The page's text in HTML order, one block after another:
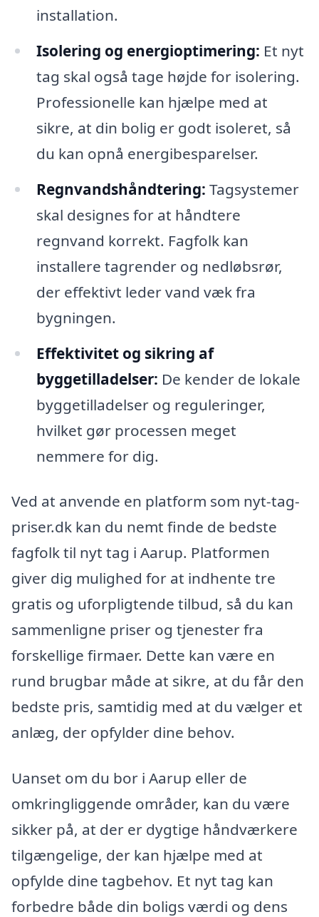
installation.
Isolering og energioptimering: Et nyt
tag skal også tage højde for isolering.
Professionelle kan hjælpe med at
sikre, at din bolig er godt isoleret, så
du kan opnå energibesparelser.
Regnvandshåndtering: Tagsystemer
skal designes for at håndtere
regnvand korrekt. Fagfolk kan
installere tagrender og nedløbsrør,
der effektivt leder vand væk fra
bygningen.
Effektivitet og sikring af
byggetilladelser: De kender de lokale
byggetilladelser og reguleringer,
hvilket gør processen meget
nemmere for dig.
Ved at anvende en platform som nyt-tag-
priser.dk kan du nemt finde de bedste
fagfolk til nyt tag i Aarup. Platformen
giver dig mulighed for at indhente tre
gratis og uforpligtende tilbud, så du kan
sammenligne priser og tjenester fra
forskellige firmaer. Dette kan være en
rund brugbar måde at sikre, at du får den
bedste pris, samtidig med at du vælger et
anlæg, der opfylder dine behov.
Uanset om du bor i Aarup eller de
omkringliggende områder, kan du være
sikker på, at der er dygtige håndværkere
tilgængelige, der kan hjælpe med at
opfylde dine tagbehov. Et nyt tag kan
forbedre både din boligs værdi og dens